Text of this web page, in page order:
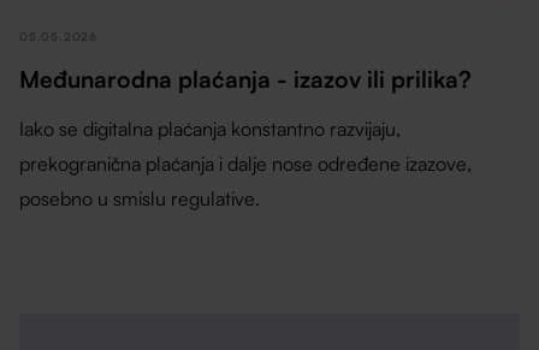
05.05.2026
Međunarodna plaćanja - izazov ili prilika?
Iako se digitalna plaćanja konstantno razvijaju,
prekogranična plaćanja i dalje nose određene izazove,
posebno u smislu regulative.